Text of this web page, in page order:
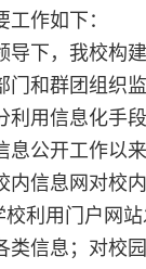
作如下：
下，我校构
和群团组织
用信息化手
公开工作以
信息网对校
利用门户网
信息；对校